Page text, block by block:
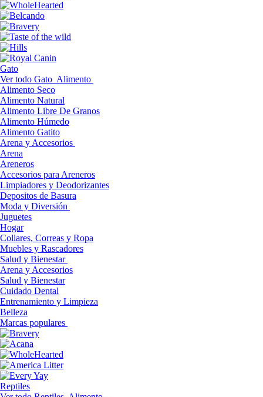
Gato
Ver todo Gato Alimento
Alimento Seco
Alimento Natural
Alimento Libre De Granos
Alimento Húmedo
Alimento Gatito
Arena y Accesorios
Arena
Areneros
Accesorios para Areneros
Limpiadores y Deodorizantes
Depositos de Basura
Moda y Diversión
Juguetes
Hogar
Collares, Correas y Ropa
Muebles y Rascadores
Salud y Bienestar
Arena y Accesorios
Salud y Bienestar
Cuidado Dental
Entrenamiento y Limpieza
Belleza
Marcas populares
Reptiles